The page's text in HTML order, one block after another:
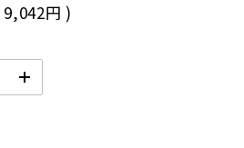
9,042円 )